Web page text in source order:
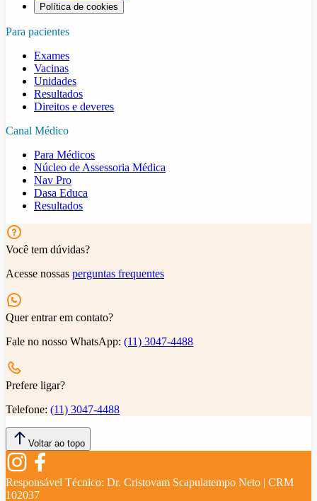
Política de cookies
Para pacientes
Exames
Vacinas
Unidades
Resultados
Direitos e deveres
Canal Médico
Para Médicos
Núcleo de Assessoria Médica
Nav Pro
Dasa Educa
Resultados
Você tem dúvidas?
Acesse nossas perguntas frequentes
Quer entrar em contato?
Fale no nosso WhatsApp: (11) 3047-4488
Prefere ligar?
Telefone: (11) 3047-4488
Voltar ao topo
Responsável Técnico: Dr. Cristovam Scapulatempo Neto | CRM
102037